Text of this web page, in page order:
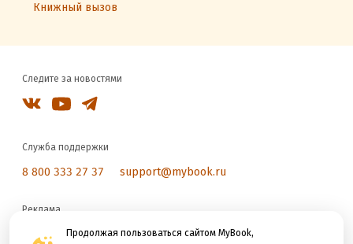
Продолжая пользоваться сайтом MyBook,
Книжный вызов
Следите за новостями
Служба поддержки
8 800 333 27 37 support@mybook.ru
Реклама
reklama@litres.ru